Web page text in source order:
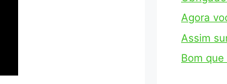
Agora
Assim
Bom